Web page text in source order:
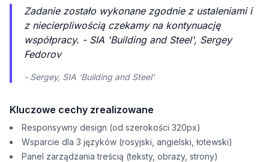
Zadanie zostało wykonane zgodnie z ustaleniami i
z niecierpliwością czekamy na kontynuację
współpracy. - SIA 'Building and Steel', Sergey
Fedorov
- Sergey, SIA 'Building and Steel'
Kluczowe cechy zrealizowane
Responsywny design (od szerokości 320px)
Wsparcie dla 3 języków (rosyjski, angielski, łotewski)
Panel zarządzania treścią (teksty, obrazy, strony)